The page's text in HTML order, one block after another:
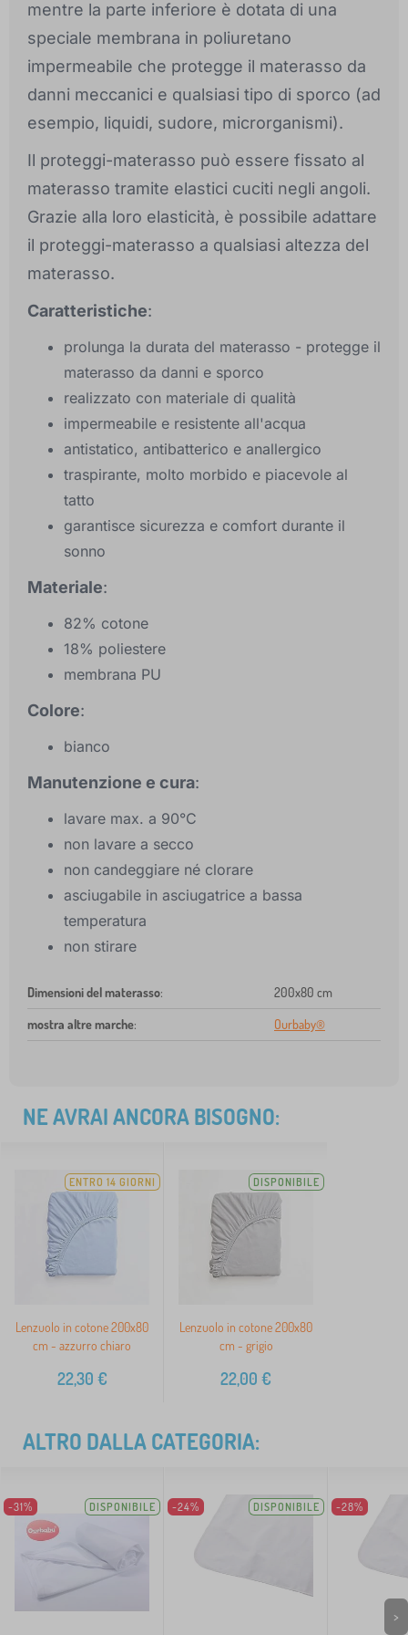
mentre la parte inferiore è dotata di una
speciale membrana in poliuretano
impermeabile che protegge il materasso da
danni meccanici e qualsiasi tipo di sporco (ad
esempio, liquidi, sudore, microrganismi).
Il proteggi-materasso può essere fissato al
materasso tramite elastici cuciti negli angoli.
Grazie alla loro elasticità, è possibile adattare
il proteggi-materasso a qualsiasi altezza del
materasso.
Caratteristiche:
prolunga la durata del materasso - protegge il
materasso da danni e sporco
realizzato con materiale di qualità
impermeabile e resistente all'acqua
antistatico, antibatterico e anallergico
traspirante, molto morbido e piacevole al
tatto
garantisce sicurezza e comfort durante il
sonno
Materiale:
82% cotone
18% poliestere
membrana PU
Colore:
bianco
Manutenzione e cura:
lavare max. a 90°C
non lavare a secco
non candeggiare né clorare
asciugabile in asciugatrice a bassa
temperatura
non stirare
Dimensioni del materasso: 200x80 cm
mostra altre marche: Ourbaby®
NE AVRAI ANCORA BISOGNO:
ENTRO 14 GIORNI
Lenzuolo in cotone 200x80
cm - azzurro chiaro
22,30 €
DISPONIBILE
Lenzuolo in cotone 200x80
cm - grigio
22,00 €
ALTRO DALLA CATEGORIA:
-31% DISPONIBILE -24% DISPONIBILE -28%
>